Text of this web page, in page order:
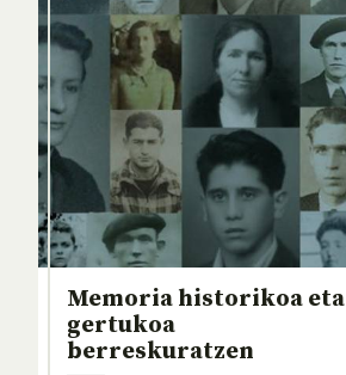
Memoria historikoa eta
gertukoa
berreskuratzen